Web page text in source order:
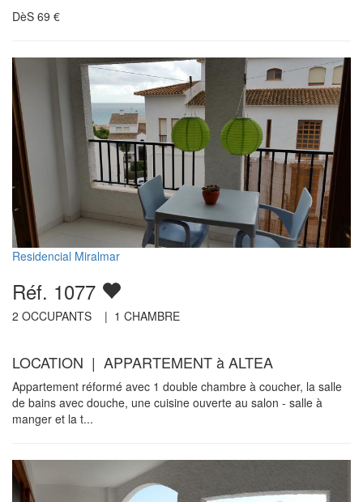
DèS 69 €
Residencial Miralmar
Réf. 1077
2 OCCUPANTS | 1 CHAMBRE
LOCATION | APPARTEMENT à ALTEA
Appartement réformé avec 1 double chambre à coucher, la salle
de bains avec douche, une cuisine ouverte au salon - salle à
manger et la t...